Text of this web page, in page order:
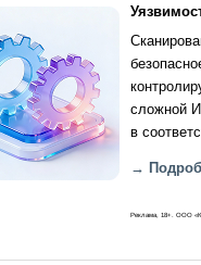
сложной
в
→
Реклама, 18+. ООО